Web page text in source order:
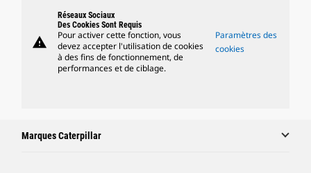
warning
Réseaux Sociaux
Des Cookies Sont Requis
Pour activer cette fonction, vous
devez accepter l'utilisation de cookies
à des fins de fonctionnement, de
performances et de ciblage.
Paramètres des
cookies
Marques Caterpillar